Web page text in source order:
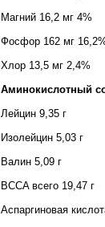
Магний 16,2 мг 4%
Фосфор 162 мг
Хлор 13,5 мг 2,4%
Аминокислотный
Лейцин 9,35 г
Изолейцин 5,03 г
Валин 5,09 г
BCCA всего 19,47 г
Аспаргиновая